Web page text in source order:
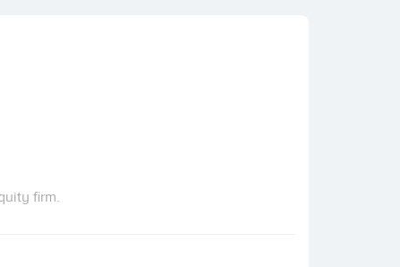
firm.